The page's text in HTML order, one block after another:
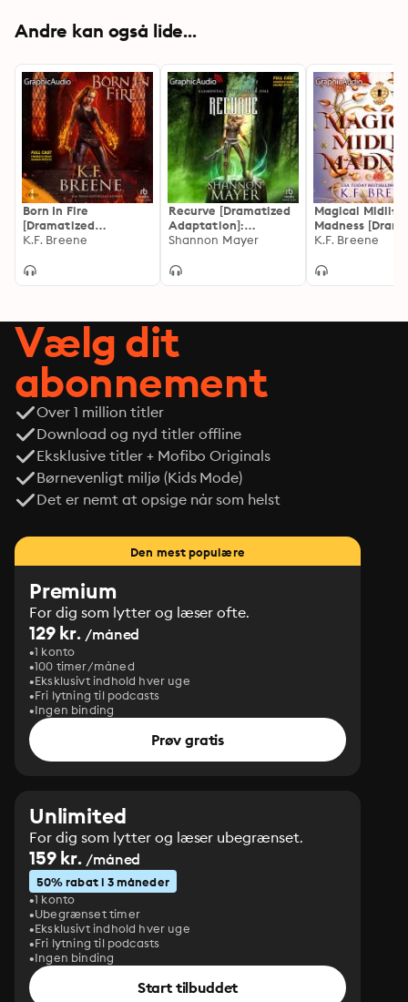
Andre kan også lide...
Born In Fire
[Dramatized
Adaptation]: Demon
World 1
K.F. Breene
Recurve [Dramatized
Adaptation]:
Elemental 1
Shannon Mayer
Magical Midlife
Madness
Adaptation]:
K.F. Breene
Vælg dit
abonnement
Over 1 million titler
Download og nyd titler offline
Eksklusive titler + Mofibo Originals
Børnevenligt miljø (Kids Mode)
Det er nemt at opsige når som helst
Den mest populære
Premium
For dig som lytter og læser ofte.
129 kr. /måned
1 konto
100 timer/måned
Eksklusivt indhold hver uge
Fri lytning til podcasts
Ingen binding
Prøv gratis
Unlimited
For dig som lytter og læser ubegrænset.
159 kr. /måned
50% rabat i 3 måneder
1 konto
Ubegrænset timer
Eksklusivt indhold hver uge
Fri lytning til podcasts
Ingen binding
Start tilbuddet